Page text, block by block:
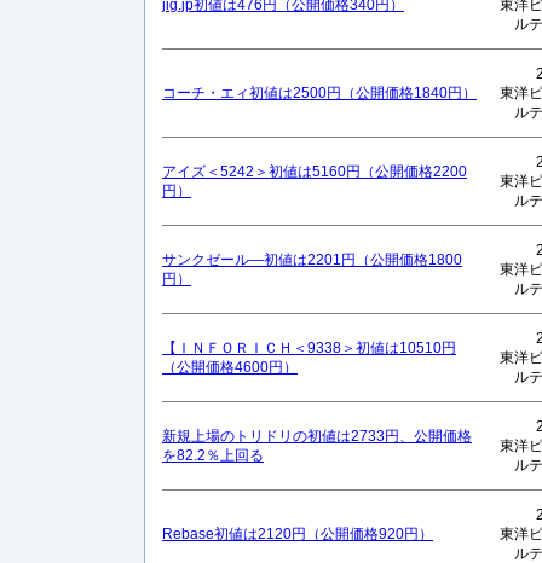
jig.jp初値は476円（公開価格340円）
東洋
ル
コーチ・エィ初値は2500円（公開価格1840円）
東洋
ル
アイズ＜5242＞初値は5160円（公開価格2200
円）
東洋
ル
サンクゼール—初値は2201円（公開価格1800
円）
東洋
ル
【ＩＮＦＯＲＩＣＨ＜9338＞初値は10510円
（公開価格4600円）
東洋
ル
新規上場のトリドリの初値は2733円、公開価格
を82.2％上回る
東洋
ル
Rebase初値は2120円（公開価格920円）
東洋
ル